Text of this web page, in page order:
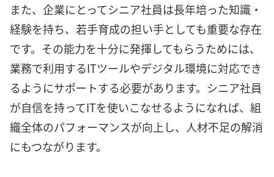
また、企業にとってシニア社員は長年培った知識・
経験を持ち、若手育成の担い手としても重要な存在
です。その能力を十分に発揮してもらうためには、
業務で利用するITツールやデジタル環境に対応でき
るようにサポートする必要があります。シニア社員
が自信を持ってITを使いこなせるようになれば、組
織全体のパフォーマンスが向上し、人材不足の解消
にもつながります。